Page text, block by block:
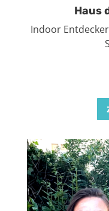
Haus
Indoor